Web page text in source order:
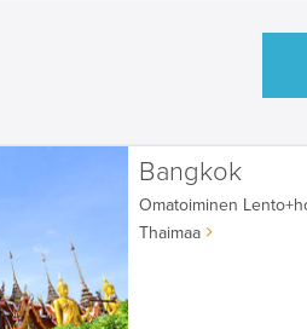
Bangkok
Omatoiminen
Thaimaa